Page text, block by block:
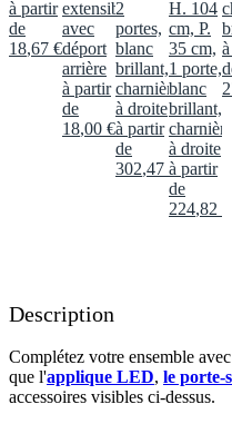
à partir
de
18,67 €
extensible
avec
déport
arrière
à partir
de
18,00 €
2
portes,
blanc
brillant,
charnières
à droite
à partir
de
302,47 €
H. 104
cm, P.
35 cm,
1 porte,
blanc
brillant,
charnières
à droite
à partir
de
224,82
Description
Complétez votre ensemble
que l'applique LED, le porte-
accessoires visibles ci-dessus.​